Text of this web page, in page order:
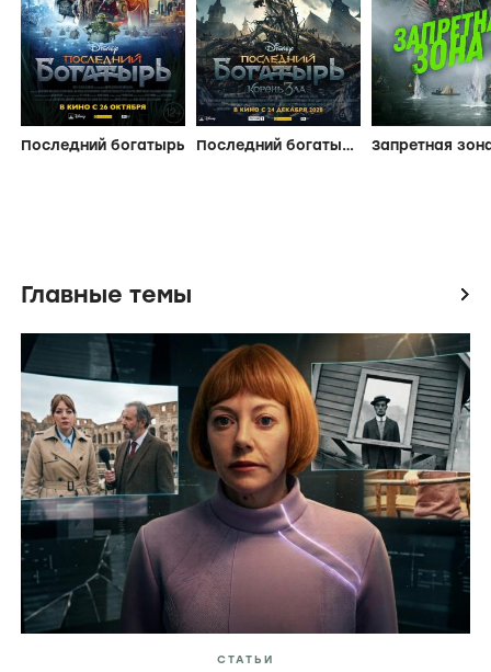
Последний богатырь Последний богатырь: Корень зла Запретная
Главные темы icon
СТАТЬИ